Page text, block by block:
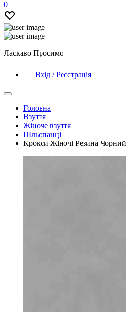
0
Ласкаво Просимо
Вхід / Реєстрація
Головна
Взуття
Жіноче взуття
Шльопанці
Крокси Жіночі Резина Чорний